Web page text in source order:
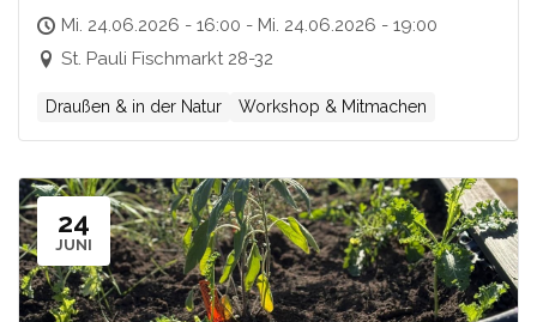
Gemeinschaftsgarten Green
Pauli
Mi. 24.06.2026 - 16:00 - Mi. 24.06.2026 - 19:00
St. Pauli Fischmarkt 28-32
Draußen & in der Natur Workshop & Mitmachen
24
JUNI